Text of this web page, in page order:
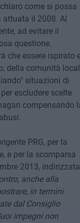
come si possa
il 2008. Al
ad evitare il
questione.
che essere ispirato
della comunità
situazioni di
escludere scelte
compensando
PRG, per la
e per la scomparsa
2013, indirizzata
anche alla
in termini
dal Consiglio
impegni non